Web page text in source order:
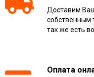
Доставим
собственным
так же есть
Оплата